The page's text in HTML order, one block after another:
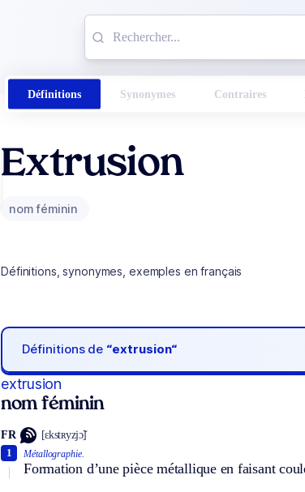
Définitions Synonymes Contraires
Extrusion
nom féminin
Définitions, synonymes, exemples en français
Définitions de “extrusion“
extrusion
nom féminin
FR [ɛkstʀyzjɔ̃]
Métallographie.
Formation d’une pièce métallique en faisant
1